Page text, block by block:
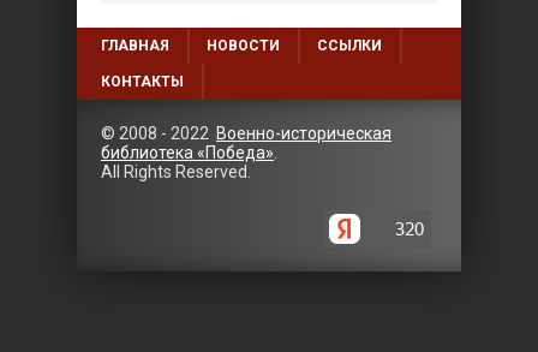
ГЛАВНАЯ НОВОСТИ ССЫЛКИ
КОНТАКТЫ
© 2008 - 2022 Военно-историческая
библиотека «Победа»
All Rights Reserved.